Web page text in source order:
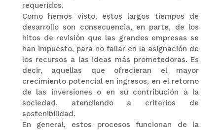
requeridos.
Como hemos visto, estos largos tiempos de
desarrollo son consecuencia, en parte, de los
hitos de revisión que las grandes empresas se
han impuesto, para no fallar en la asignación de
los recursos a las ideas más prometedoras. Es
decir, aquellas que ofrecieran el mayor
crecimiento potencial en ingresos, en el retorno
de las inversiones o en su contribución a la
sociedad, atendiendo a criterios de
sostenibilidad.
En general, estos procesos funcionan de la